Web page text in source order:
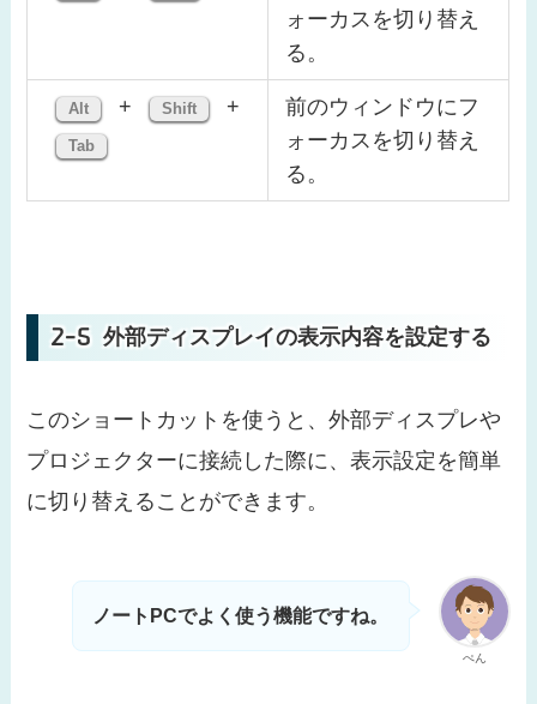
ォーカスを切り替え
る。
Alt + Shift +
Tab
前のウィンドウにフ
ォーカスを切り替え
る。
外部ディスプレイの表示内容を設定する
このショートカットを使うと、外部ディスプレや
プロジェクターに接続した際に、表示設定を簡単
に切り替えることができます。
ぺん
ノートPCでよく使う機能ですね。